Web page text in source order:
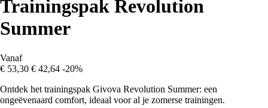
Trainingspak Revolution
Summer
Vanaf
€ 53,30 € 42,64 -20%
Ontdek het trainingspak Givova Revolution Summer: een
ongeëvenaard comfort, ideaal voor al je zomerse trainingen.